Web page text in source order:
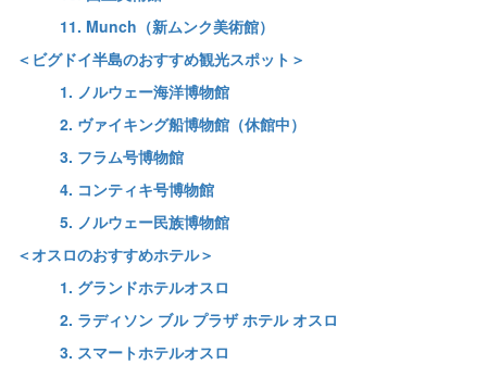
11. Munch（新ムンク美術館）
＜ビグドイ半島のおすすめ観光スポット＞
1. ノルウェー海洋博物館
2. ヴァイキング船博物館（休館中）
3. フラム号博物館
4. コンティキ号博物館
5. ノルウェー民族博物館
＜オスロのおすすめホテル＞
1. グランドホテルオスロ
2. ラディソン ブル プラザ ホテル オスロ
3. スマートホテルオスロ